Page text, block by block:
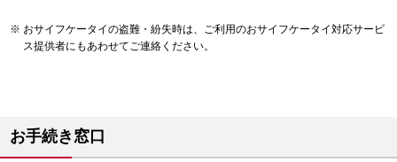
おサイフケータイの盗難・紛失時は、ご利用のおサイフケータイ対応サービ
ス提供者にもあわせてご連絡ください。
お手続き窓口